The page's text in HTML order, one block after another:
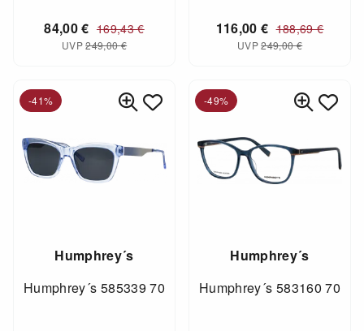
84,00€ 169,43€
UVP249,00€
116,00€ 188,69€
UVP249,00€
Humphrey´s
Humphrey´s 585339 70
-41%
Humphrey´s
Humphrey´s 583160 70
-49%